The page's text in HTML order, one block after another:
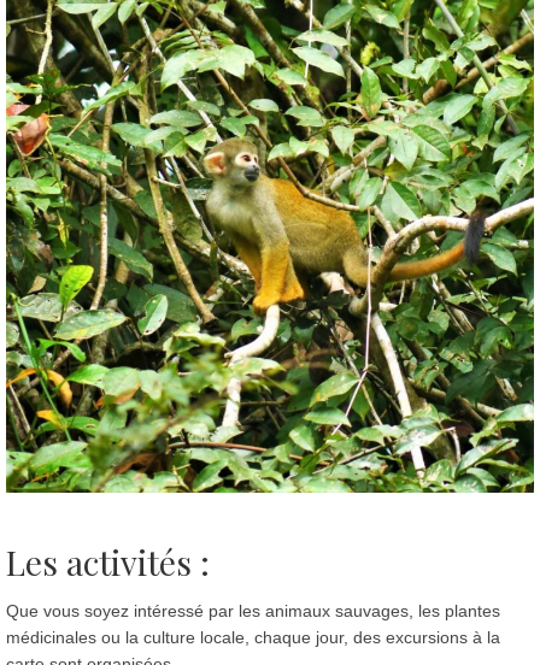
Les activités :
Que vous soyez intéressé par les animaux sauvages, les plantes
médicinales ou la culture locale, chaque jour, des excursions à la